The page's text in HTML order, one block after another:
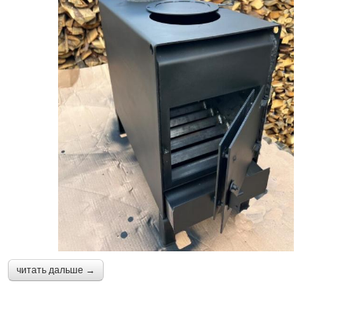
читать дальше →